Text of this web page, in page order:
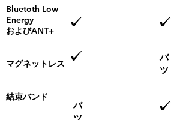
Bluetoth Low
Energy
およびANT+
マグネットレス​
結束バンド
バ
ツ
バ
ツ